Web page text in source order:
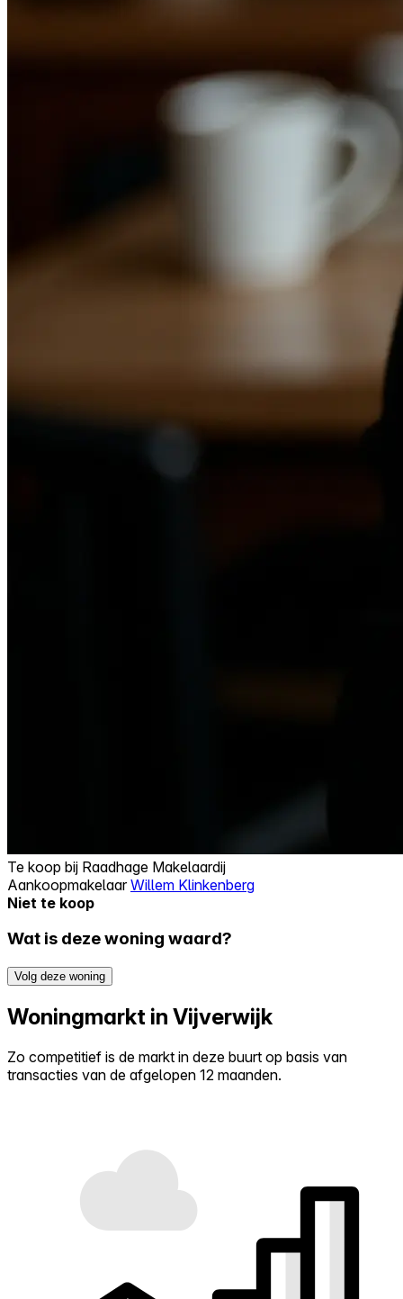
Te koop bij Raadhage Makelaardij
AankoopmakelaarWillem Klinkenberg
Niet te koop
Wat is deze woning waard?
Volg deze woning
Woningmarkt in Vijverwijk
Zo competitief is de markt in deze buurt op basis van
transacties van de afgelopen 12 maanden.